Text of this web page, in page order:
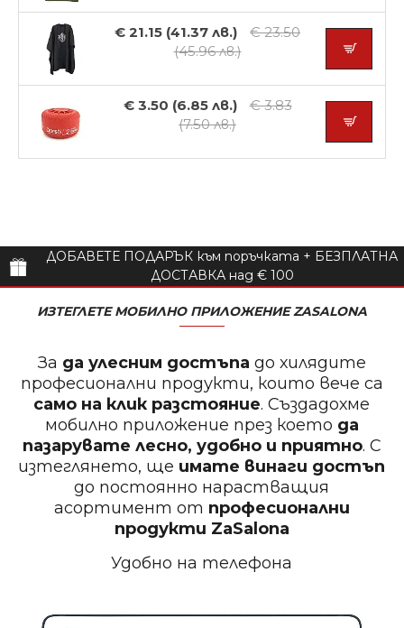
€ 21.15 (41.37 лв.)
€ 23.50
(45.96 лв.)
€ 3.50 (6.85 лв.)
€ 3.83
(7.50 лв.)
ДОБАВЕТЕ ПОДАРЪК към поръчката + БЕЗПЛАТНА
ДОСТАВКА над € 100
ИЗТЕГЛЕТЕ МОБИЛНО ПРИЛОЖЕНИЕ ZASALONA
За да улесним достъпа до хилядите
професионални продукти, които вече са
само на клик разстояние. Създадохме
мобилно приложение през което да
пазарувате лесно, удобно и приятно. С
изтеглянето, ще имате винаги достъп
до постоянно нарастващия
асортимент от професионални
продукти ZaSalona
Удобно на телефона